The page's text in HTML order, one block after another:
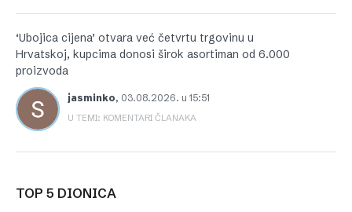
‘Ubojica cijena’ otvara već četvrtu trgovinu u
Hrvatskoj, kupcima donosi širok asortiman od 6.000
proizvoda
jasminko, 03.08.2026. u 15:51
U TEMI: KOMENTARI ČLANAKA
TOP 5 DIONICA